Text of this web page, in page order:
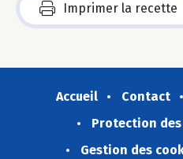
Imprimer la recette
Accueil Contact
Protection
Gestion des